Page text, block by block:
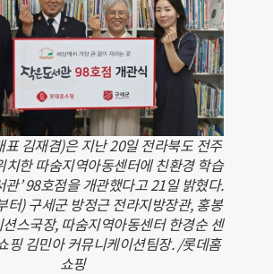
표 김재겸)은 지난 20일 전라북도 전주
치한 따숨지역아동센터에 친환경 학습
관’ 98호점을 개관했다고 21일 밝혔다.
터) 구세군 방정근 전라지방장관, 홍봉
스국장, 따숨지역아동센터 한경순 센
핑 김민아 커뮤니케이션팀장. /롯데홈
쇼핑